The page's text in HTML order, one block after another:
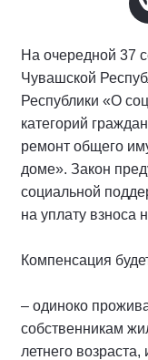
На очередной 37
Чувашской
Республики «О
категорий
ремонт общего
доме». Закон
социальной
на уплату взноса
Компенсация
– одиноко
собственникам
летнего